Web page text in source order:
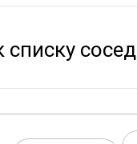
списку